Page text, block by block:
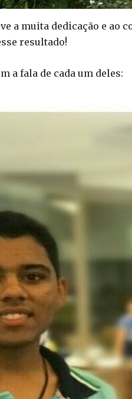
a muita dedicação e ao
resultado!
a fala de cada um deles: